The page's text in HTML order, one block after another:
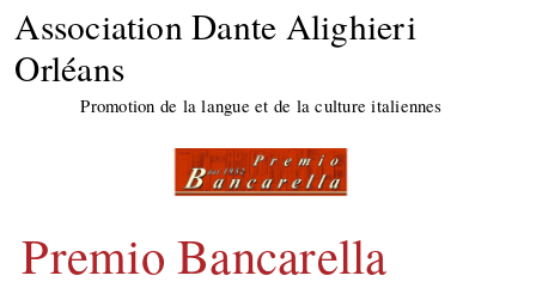
Association Dante Alighieri
Orléans
Promotion de la langue et de la culture italiennes
Premio Bancarella